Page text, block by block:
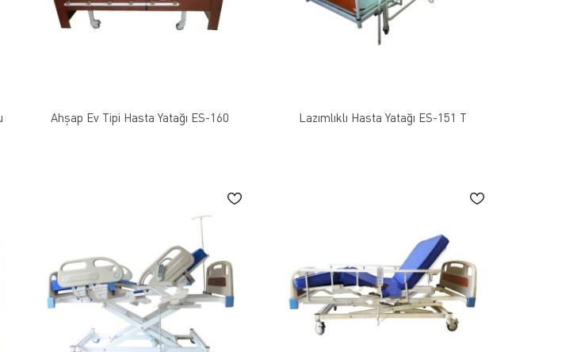
Ahşap Ev Tipi Hasta Yatağı ES-160 Lazımlıklı Hasta Yatağı ES-151 T